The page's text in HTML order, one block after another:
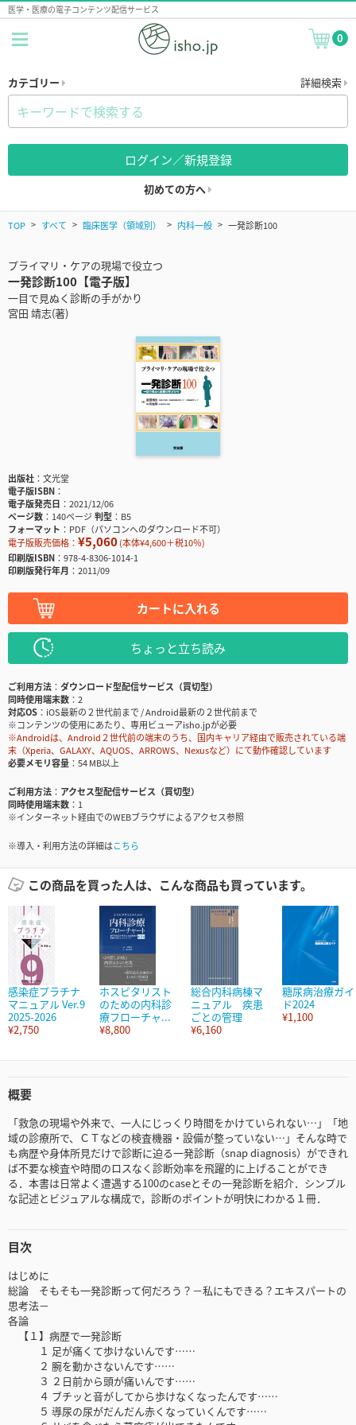
医学・医療の電子コンテンツ配信サービス
0
カテゴリー 詳細検索
ログイン／新規登録
初めての方へ
TOP すべて 臨床医学（領域別） 内科一般 一発診断100
プライマリ・ケアの現場で役立つ
一発診断100【電子版】
一目で見ぬく診断の手がかり
宮田 靖志(著)
出版社
文光堂
電子版ISBN
電子版発売日
2021/12/06
ページ数
140ページ判型
B5
フォーマット
PDF（パソコンへのダウンロード不可）
電子版販売価格： ¥5,060(本体¥4,600＋税10％)
印刷版ISBN
978-4-8306-1014-1
印刷版発行年月
2011/09
カートに入れる
ちょっと立ち読み
ご利用方法
ダウンロード型配信サービス（買切型）
同時使用端末数
2
対応OS
iOS最新の２世代前まで / Android最新の２世代前まで
※コンテンツの使用にあたり、専用ビューアisho.jpが必要
※Androidは、Android２世代前の端末のうち、国内キャリア経由で販売されている端
末（Xperia、GALAXY、AQUOS、ARROWS、Nexusなど）にて動作確認しています
必要メモリ容量
54 MB以上
ご利用方法
アクセス型配信サービス（買切型）
同時使用端末数
1
※インターネット経由でのWEBブラウザによるアクセス参照
※導入・利用方法の詳細はこちら
この商品を買った人は、こんな商品も買っています。
感染症プラチナ
マニュアル Ver.9
2025-2026
¥2,750
ホスピタリスト
のための内科診
療フローチャ...
¥8,800
総合内科病棟マ
ニュアル 疾患
ごとの管理
¥6,160
糖尿病治療ガイ
ド2024
¥1,100
概要
「救急の現場や外来で、一人にじっくり時間をかけていられない…」「地
域の診療所で、ＣＴなどの検査機器・設備が整っていない…」そんな時で
も病歴や身体所見だけで診断に迫る一発診断（snap diagnosis）ができれ
ば不要な検査や時間のロスなく診断効率を飛躍的に上げることができ
る．本書は日常よく遭遇する100のcaseとその一発診断を紹介．シンプル
な記述とビジュアルな構成で，診断のポイントが明快にわかる１冊．
目次
はじめに
総論 そもそも一発診断って何だろう？－私にもできる？エキスパートの
思考法－
各論
【１】病歴で一発診断
１ 足が痛くて歩けないんです……
２ 腕を動かさないんです……
３ ２日前から頭が痛いんです……
４ ブチッと音がしてから歩けなくなったんです……
５ 導尿の尿がだんだん赤くなっていくんです……